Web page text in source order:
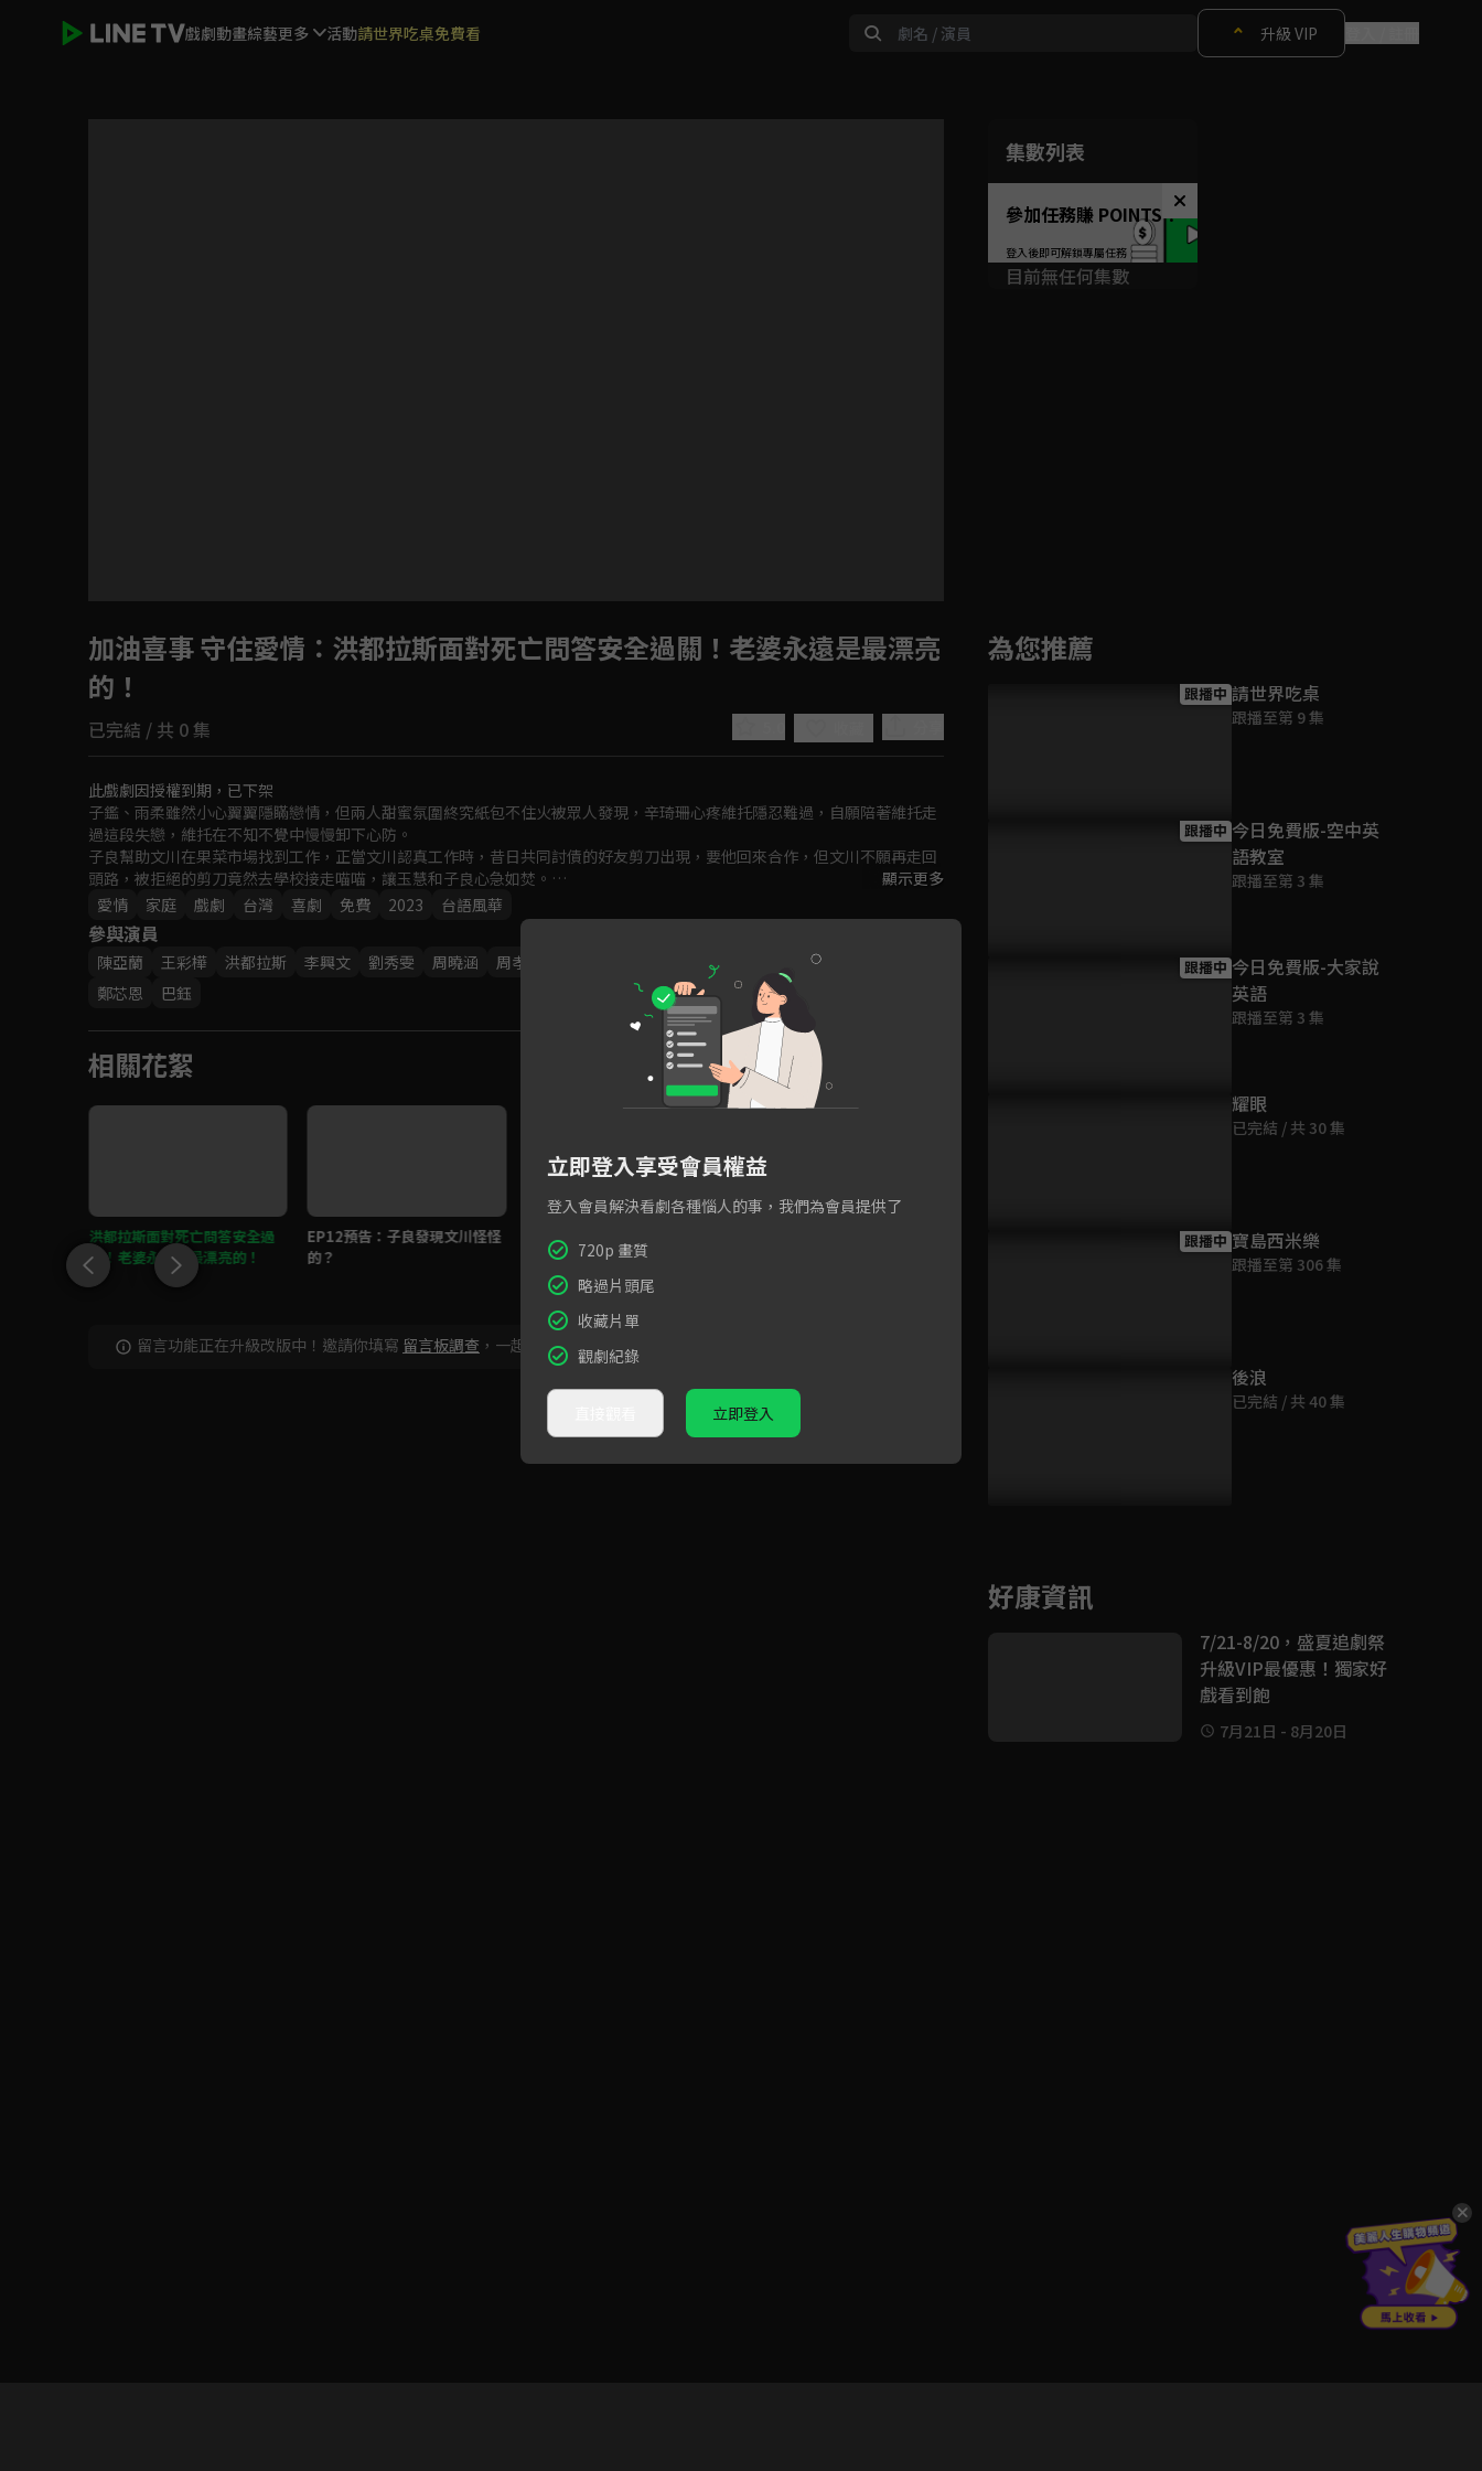
戲劇動畫綜藝更多 活動請世界吃桌免費看 升級 VIP
Play
Video
集數列表
參加任務賺 POINTS！
目前無任何集數
加油喜事 守住愛情 ：洪都拉斯面對死亡問答安全過關！老婆永遠是最漂亮
的！
已完結 / 共 0 集
此戲劇因授權到期，已下架
子鑑、雨柔雖然小心翼翼隱瞞戀情，但兩人甜蜜氛圍終究紙包不住火被眾人發現，辛琦珊心疼維托隱忍難過，自願陪著維托走
過這段失戀，維托在不知不覺中慢慢卸下心防。
子良幫助文川在果菜市場找到工作，正當文川認真工作時，昔日共同討債的好友剪刀出現，要他回來合作，但文川不願再走回
頭路，被拒絕的剪刀竟然去學校接走喵喵，讓玉慧和子良心急如焚。
曼柔在總經理強尼的考驗與辛蒂的助攻之下順利成為總管理部經理，事業蓬勃發展，看著老婆英姿煥發的樣子讓子漢心理不
安，開始對曼柔產生不信任，甚至影響了自己的工作，業績一落千丈。
顯示更多
愛情
家庭 戲劇 台灣 喜劇 免費 2023 台語風華
參與演員
陳亞蘭 王彩樺 洪都拉斯 李興文 劉秀雯 周曉涵 周孝安 臧芮軒 潘映竹
鄭芯恩
巴鈺
相關花絮
洪都拉斯面對死亡問答安全過
關！老婆永遠是最漂亮的！
EP12預告：子良發現文川怪怪
的？
王彩樺和陳亞蘭的時尚舞台！
兩人都美翻全場啦！
EP11預告：子鑑向武后公開戀
情
留言功能正在升級改版中！邀請你填寫 留言板調查 ，一起共創新版留言功能！
為您推薦
跟播中 請世界吃桌
跟播至第 9 集
跟播中 今日免費版-空中英
語教室
跟播至第 3 集
跟播中 今日免費版-大家說
英語
跟播至第 3 集
耀眼
已完結 / 共 30 集
跟播中 寶島西米樂
跟播至第 306 集
後浪
已完結 / 共 40 集
好康資訊
7/21-8/20，盛夏追劇祭
升級VIP最優惠！獨家好
戲看到飽
7月21日 - 8月20日
立即登入享受會員權益
登入會員解決看劇各種惱人的事，我們為會員提供了
720p 畫質
略過片頭尾
收藏片單
觀劇紀錄
立即登入